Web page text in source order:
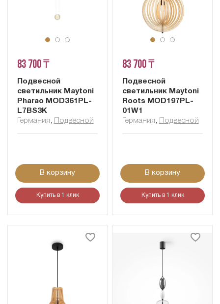
83 700 ₸
Подвесной
светильник Maytoni
Pharao MOD361PL-
L7BS3K
Германия , Подвесной
В корзину
Купить в 1 клик
83 700 ₸
Подвесной
светильник Maytoni
Roots MOD197PL-
01W1
Германия , Подвесной
В корзину
Купить в 1 клик